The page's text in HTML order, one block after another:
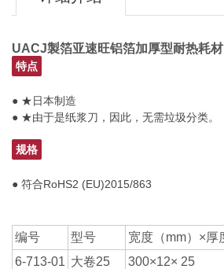
UACJ製箔亚速旺铝箔加厚型耐热耗材
特点
● ★日本制造
● ★由于是纸浆刀，因此，无需垃圾分类。
规格
● 符合RoHS2 (EU)2015/863
编号 型号 宽度（mm）×厚
6-713-01 大卷25 300×12× 25